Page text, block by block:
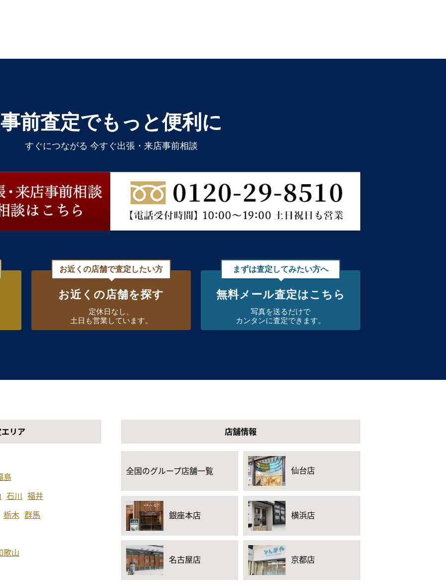
事前査定でもっと便利に
すぐにつながる 今すぐ出張・来店事前相談
お近くの店舗で査定したい方
お近くの店舗を探す
定休日なし、
土日も営業しています。
まずは査定してみたい方へ
無料メール査定はこちら
写真を送るだけで
カンタンに査定できます。
リア
島
石川 福井
栃木 群馬
歌山
店舗情報
全国のグループ店舗一覧 仙台店
銀座本店 横浜店
名古屋店 京都店